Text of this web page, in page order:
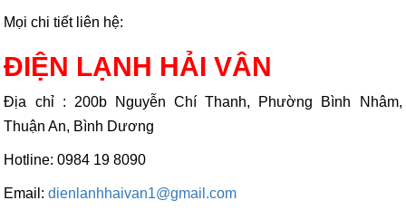
Mọi chi tiết liên hệ:
ĐIỆN LẠNH HẢI VÂN
Địa chỉ : 200b Nguyễn Chí Thanh, Phường Bình Nhâm,
Thuận An, Bình Dương
Hotline: 0984 19 8090
Email:dienlanhhaivan1@gmail.com